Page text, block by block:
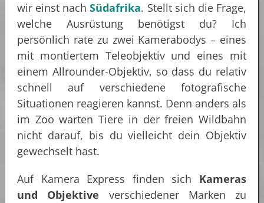
wir einst nachSüdafrika. Stellt sich die Frage,
welche Ausrüstung benötigst du? Ich
persönlich rate zu zwei Kamerabodys – eines
mit montiertem Teleobjektiv und eines mit
einem Allrounder-Objektiv, so dass du relativ
schnell auf verschiedene fotografische
Situationen reagieren kannst. Denn anders als
im Zoo warten Tiere in der freien Wildbahn
nicht darauf, bis du vielleicht dein Objektiv
gewechselt hast.
Auf Kamera Express finden sich Kameras
und Objektive verschiedener Marken zu